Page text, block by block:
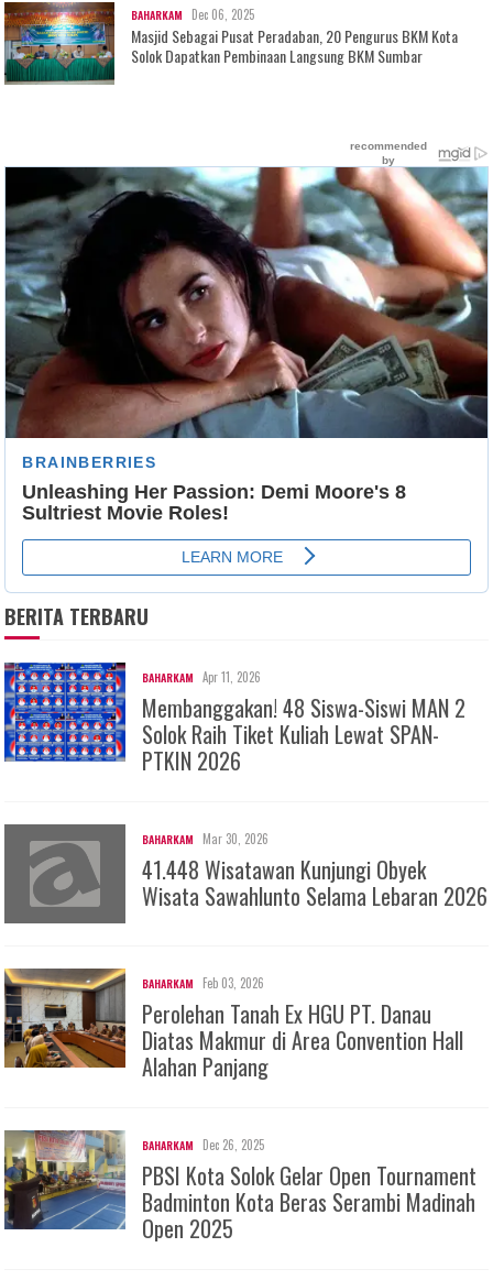
BAHARKAM Dec 06, 2025
Masjid Sebagai Pusat Peradaban, 20 Pengurus BKM Kota
Solok Dapatkan Pembinaan Langsung BKM Sumbar
BERITA TERBARU
BAHARKAM Apr 11, 2026
Membanggakan! 48 Siswa-Siswi MAN 2
Solok Raih Tiket Kuliah Lewat SPAN-
PTKIN 2026
BAHARKAM Mar 30, 2026
41.448 Wisatawan Kunjungi Obyek
Wisata Sawahlunto Selama Lebaran 2026
BAHARKAM Feb 03, 2026
Perolehan Tanah Ex HGU PT. Danau
Diatas Makmur di Area Convention Hall
Alahan Panjang
BAHARKAM Dec 26, 2025
PBSI Kota Solok Gelar Open Tournament
Badminton Kota Beras Serambi Madinah
Open 2025